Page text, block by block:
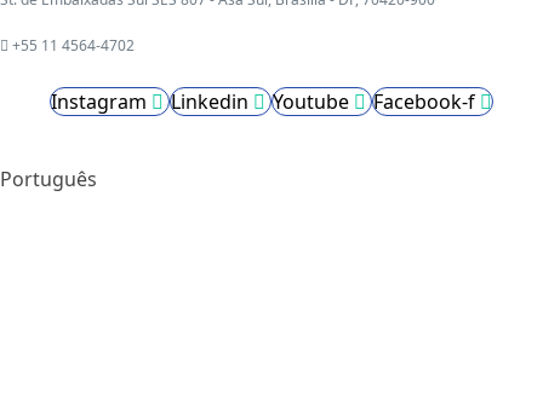
+55 11 4564-4702
Instagram Linkedin Youtube Facebook-f
Português